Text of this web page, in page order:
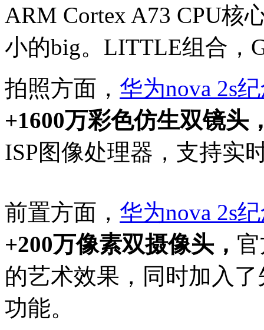
ARM Cortex A73 CPU核
小的big。LITTLE组合，
拍照方面， 华为nova 2s
+1600万彩色仿生双镜头
ISP图像处理器，支持实
前置方面， 华为nova 2s
+200万像素双摄像头，
的艺术效果，同时加入
功能。